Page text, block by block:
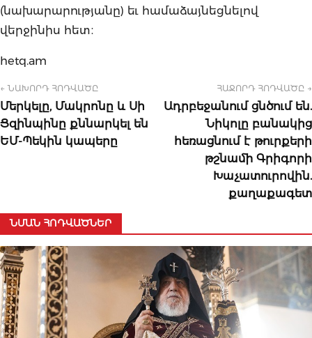
(նախարարությանը) եւ համաձայնեցնելով
վերջինիս հետ։
hetq.am
← ՆԱԽՈՐԴ ՀՈԴՎԱԾԸ
Մերկելը, Մակրոնը և Սի
Ցզինպինը քննարկել են
ԵՄ-Պեկին կապերը
ՀԱՋՈՐԴ ՀՈԴՎԱԾԸ →
Ադրբեջանում ցնծում են.
Նիկոլը բանակից
հեռացնում է թուրքերի
թշնամի Գրիգորի
Խաչատուրովին.
քաղաքագետ
ՆՄԱՆ ՀՈԴՎԱԾՆԵՐ